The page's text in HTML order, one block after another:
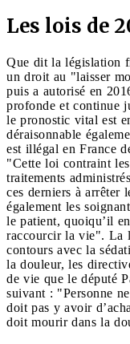
Les lois de
Que dit la législation
un droit au "laisser
puis a autorisé en
profonde et continue
le pronostic vital est
déraisonnable
est illégal en France
"Cette loi contraint
traitements
ces derniers à arrêter
également les
le patient, quoiqu’il
raccourcir la vie". La
contours avec la
la douleur, les
de vie que le député
suivant : "Personne
doit pas y avoir
doit mourir dans la